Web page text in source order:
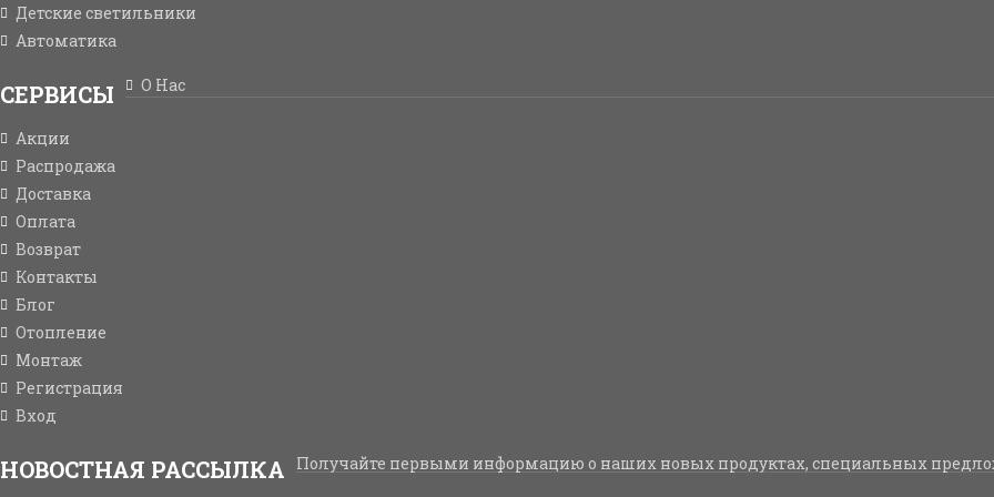
Детские светильники
Автоматика
СЕРВИСЫ О Нас
Акции
Распродажа
Доставка
Оплата
Возврат
Контакты
Блог
Отопление
Монтаж
Регистрация
Вход
НОВОСТНАЯ РАССЫЛКА Получайте первыми информацию о наших новых продуктах, специальных